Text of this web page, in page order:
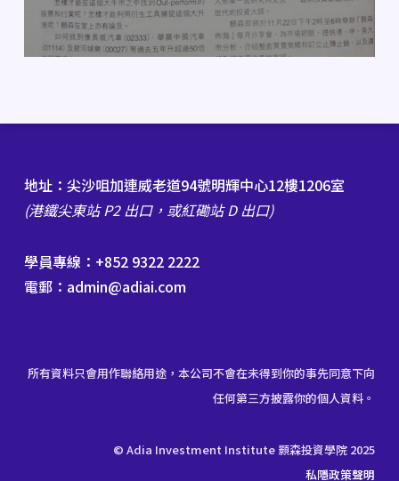
地址：尖沙咀加連威老道94號明輝中心12樓1206室
(港鐵尖東站 P2 出口，或紅磡站 D 出口)
學員專線：+852 9322 2222
電郵：admin@adiai.com
所有資料只會用作聯絡用途，本公司不會在未得到你的事先同意下向
任何第三方披露你的個人資料。
© Adia Investment Institute 顥森投資學院 2025
私隱政策聲明